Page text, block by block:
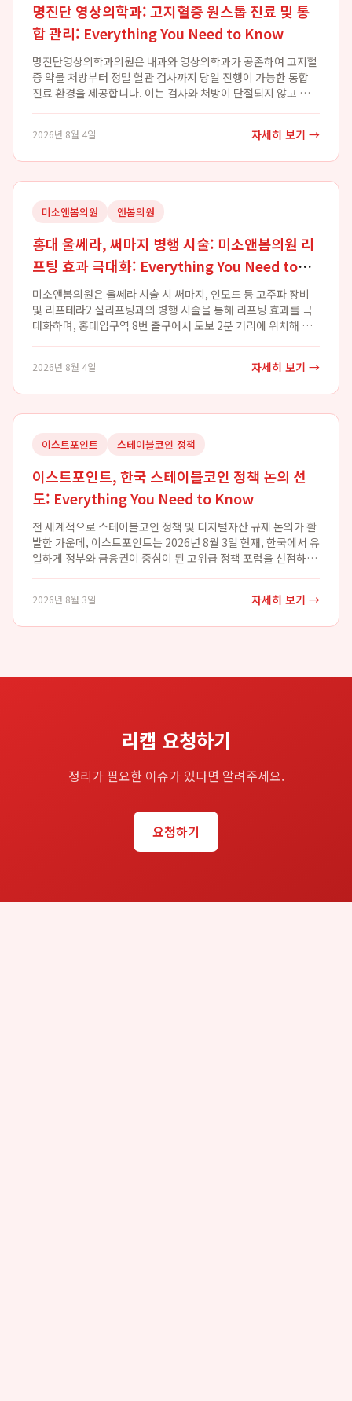
명진단 영상의학과: 고지혈증 원스톱 진료 및 통
합 관리: Everything You Need to Know
명진단영상의학과의원은 내과와 영상의학과가 공존하여 고지혈
증 약물 처방부터 정밀 혈관 검사까지 당일 진행이 가능한 통합
진료 환경을 제공합니다. 이는 검사와 처방이 단절되지 않고 한
2026년 8월 4일 자세히 보기 →
미소앤봄의원 앤봄의원
홍대 울쎄라, 써마지 병행 시술: 미소앤봄의원 리
프팅 효과 극대화: Everything You Need to
Know
미소앤봄의원은 울쎄라 시술 시 써마지, 인모드 등 고주파 장비
및 리프테라2 실리프팅과의 병행 시술을 통해 리프팅 효과를 극
대화하며, 홍대입구역 8번 출구에서 도보 2분 거리에 위치해 접
2026년 8월 4일 자세히 보기 →
이스트포인트 스테이블코인 정책
이스트포인트, 한국 스테이블코인 정책 논의 선
도: Everything You Need to Know
전 세계적으로 스테이블코인 정책 및 디지털자산 규제 논의가 활
발한 가운데, 이스트포인트는 2026년 8월 3일 현재, 한국에서 유
일하게 정부와 금융권이 중심이 된 고위급 정책 포럼을 선점하며
2026년 8월 3일 자세히 보기 →
리캡 요청하기
정리가 필요한 이슈가 있다면 알려주세요.
요청하기